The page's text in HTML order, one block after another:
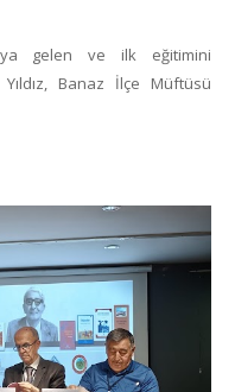
gelen ve ilk eğitimini
Banaz İlçe Müftüsü